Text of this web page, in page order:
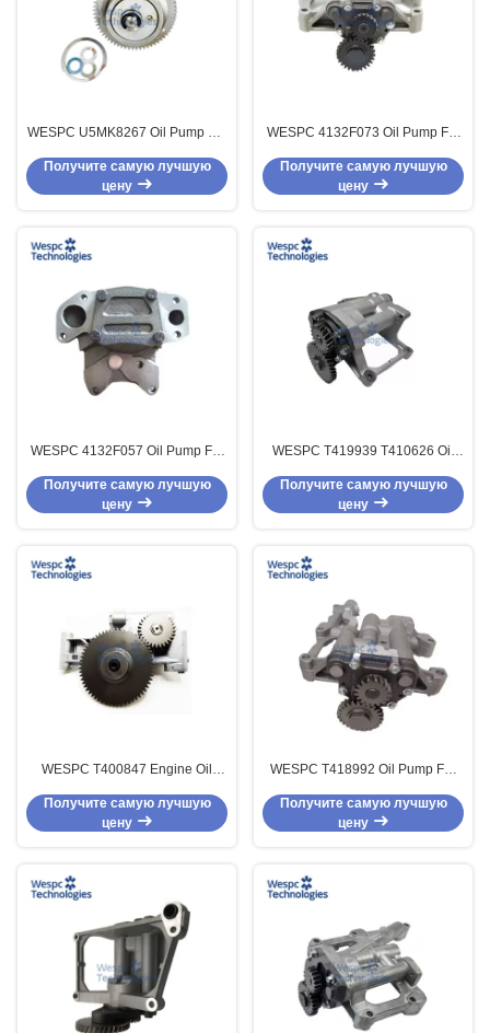
WESPC U5MK8267 Oil Pump For
Diesel Engines
Получите самую лучшую
цену
WESPC 4132F073 Oil Pump For
Engines
Получите самую лучшую
цену
WESPC 4132F057 Oil Pump For
Diesel Engines
Получите самую лучшую
цену
WESPC T419939 T410626 Oil
Series Diesel Engines
Получите самую лучшую
цену
WESPC T400847 Engine Oil
Series Diesel Engines
Получите самую лучшую
цену
WESPC T418992 Oil Pump For
Engines
Получите самую лучшую
цену